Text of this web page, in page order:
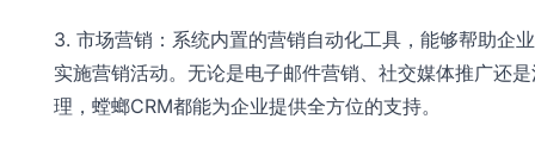
3. 市场营销：系统内置的营销自动化工具，能够帮助企
实施营销活动。无论是电子邮件营销、社交媒体推广还
理，螳螂CRM都能为企业提供全方位的支持。